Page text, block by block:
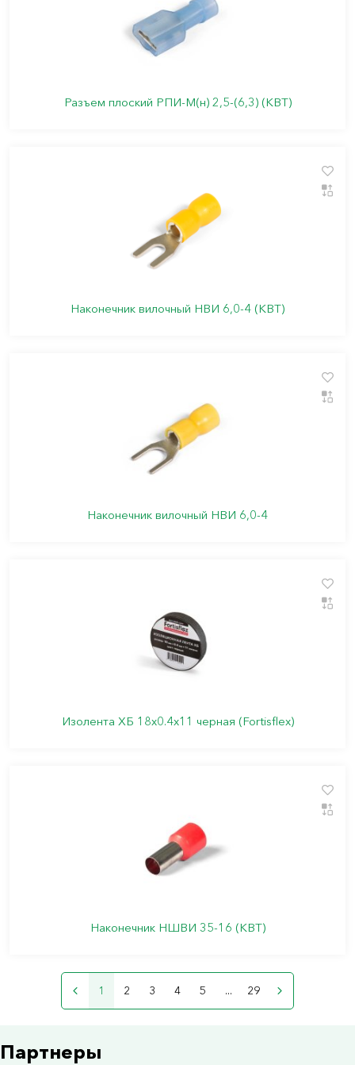
Разъем плоский РПИ-М(н) 2,5-(6,3) (КВТ)
Наконечник вилочный НВИ 6,0-4 (КВТ)
Наконечник вилочный НВИ 6,0-4
Изолента ХБ 18х0.4х11 черная (Fortisflex)
Наконечник НШВИ 35-16 (КВТ)
1 2 3 4 5 ... 29
Партнеры